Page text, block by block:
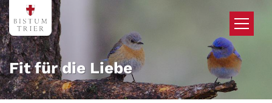
Zum Inhalt springen
Fit für die Liebe